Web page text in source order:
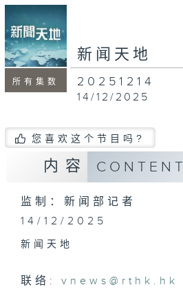
minutes,
seconds
所有集数
新闻天地
20251214
14/12/2025
您喜欢这个节目吗?
内容 CONTENT
监制：新闻部记者
14/12/2025
新闻天地
联络:vnews@rthk.hk